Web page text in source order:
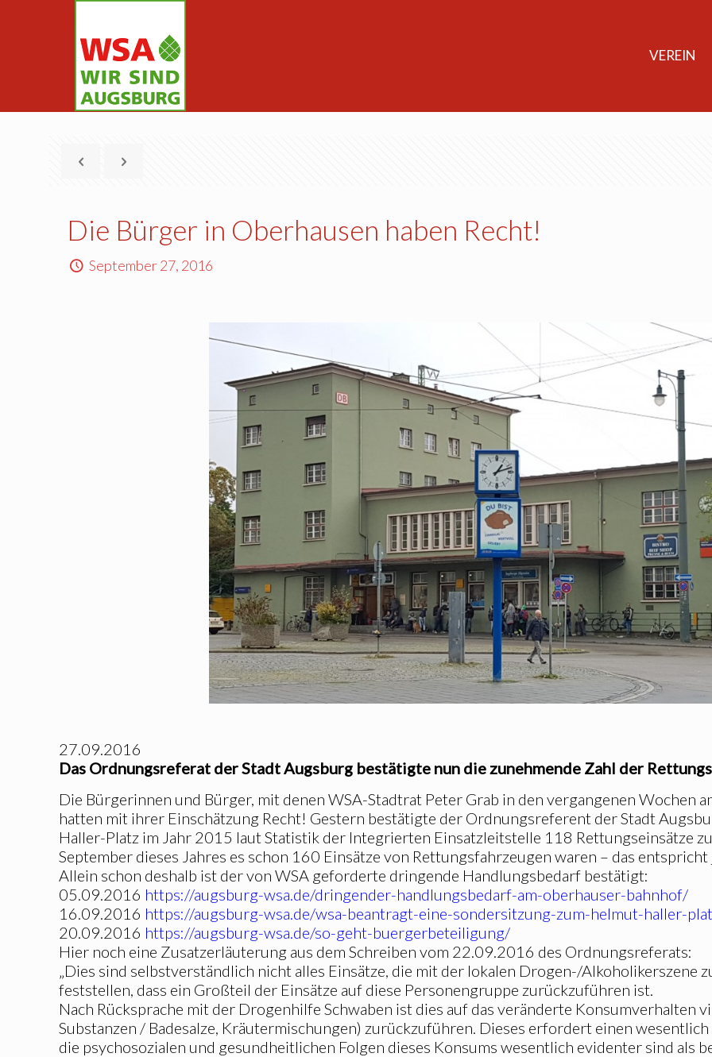
VEREIN
Die Bürger in Oberhausen haben Recht!
September 27, 2016
27.09.2016
Das Ordnungsreferat der Stadt Augsburg bestätigte nun die zunehmende Zahl der
Die Bürgerinnen und Bürger, mit denen WSA-Stadtrat Peter Grab in den vergangenen Wochen
hatten mit ihrer Einschätzung Recht! Gestern bestätigte der Ordnungsreferent der Stadt
Haller-Platz im Jahr 2015 laut Statistik der Integrierten Einsatzleitstelle 118 Rettungseinsätze
September dieses Jahres es schon 160 Einsätze von Rettungsfahrzeugen waren – das
Allein schon deshalb ist der von WSA geforderte dringende Handlungsbedarf bestätigt:
05.09.2016 https://augsburg-wsa.de/dringender-handlungsbedarf-am-oberhauser-bahnhof/
16.09.2016 https://augsburg-wsa.de/wsa-beantragt-eine-sondersitzung-zum-helmut-haller-
20.09.2016 https://augsburg-wsa.de/so-geht-buergerbeteiligung/
Hier noch eine Zusatzerläuterung aus dem Schreiben vom 22.09.2016 des Ordnungsreferats:
„Dies sind selbstverständlich nicht alles Einsätze, die mit der lokalen Drogen-/Alkoholikerszene
feststellen, dass ein Großteil der Einsätze auf diese Personengruppe zurückzuführen ist.
Nach Rücksprache mit der Drogenhilfe Schwaben ist dies auf das veränderte Konsumverhalten
Substanzen / Badesalze, Kräutermischungen) zurückzuführen. Dieses erfordert einen
die psychosozialen und gesundheitlichen Folgen dieses Konsums wesentlich evidenter sind als